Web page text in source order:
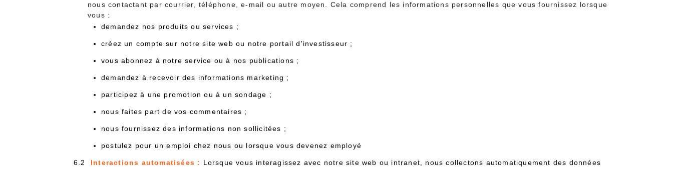
nous contactant par courrier, téléphone, e-mail ou autre moyen. Cela comprend les informations personnelles que vous fournissez lorsque
vous :
demandez nos produits ou services ;
créez un compte sur notre site web ou notre portail d'investisseur ;
vous abonnez à notre service ou à nos publications ;
demandez à recevoir des informations marketing ;
participez à une promotion ou à un sondage ;
nous faites part de vos commentaires ;
nous fournissez des informations non sollicitées ;
postulez pour un emploi chez nous ou lorsque vous devenez employé
6.2 Interactions automatisées : Lorsque vous interagissez avec notre site web ou intranet, nous collectons automatiquement des données